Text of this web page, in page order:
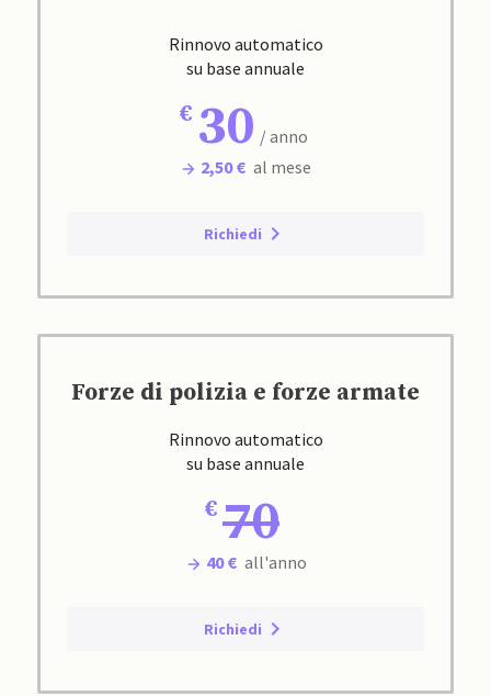
Rinnovo automatico
su base annuale
30 / anno
2,50 € al mese
Richiedi
Forze di polizia e forze armate
Rinnovo automatico
su base annuale
70
40 € all'anno
Richiedi